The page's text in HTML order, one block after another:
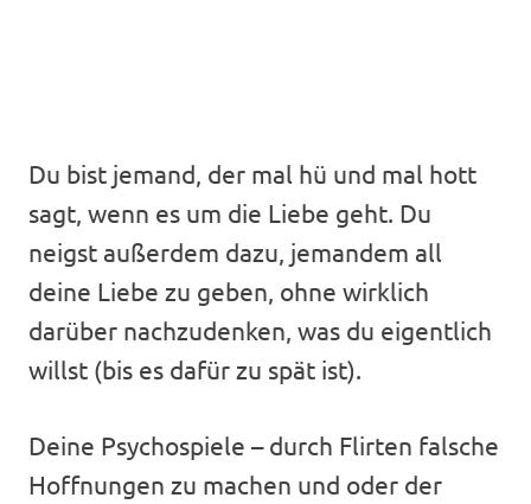
Du bist jemand, der mal hü und mal hott
sagt, wenn es um die Liebe geht. Du
neigst außerdem dazu, jemandem all
deine Liebe zu geben, ohne wirklich
darüber nachzudenken, was du eigentlich
willst (bis es dafür zu spät ist).
Deine Psychospiele – durch Flirten falsche
Hoffnungen zu machen und oder der